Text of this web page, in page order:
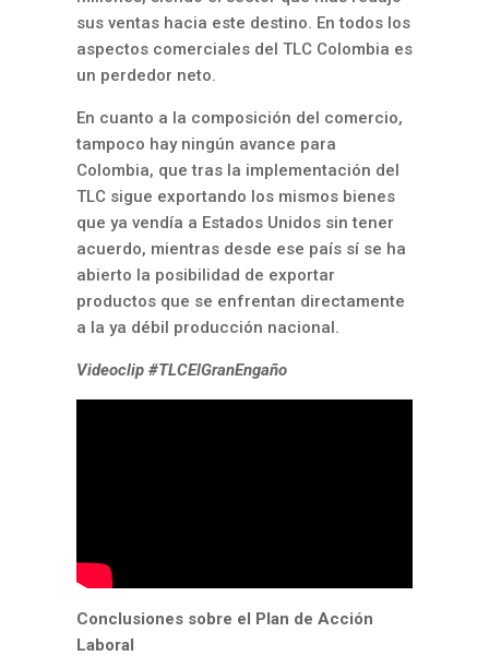
sus ventas hacia este destino. En todos los
aspectos comerciales del TLC Colombia es
un perdedor neto.
En cuanto a la composición del comercio,
tampoco hay ningún avance para
Colombia, que tras la implementación del
TLC sigue exportando los mismos bienes
que ya vendía a Estados Unidos sin tener
acuerdo, mientras desde ese país sí se ha
abierto la posibilidad de exportar
productos que se enfrentan directamente
a la ya débil producción nacional.
Videoclip #TLCElGranEngaño
Conclusiones sobre el Plan de Acción
Laboral